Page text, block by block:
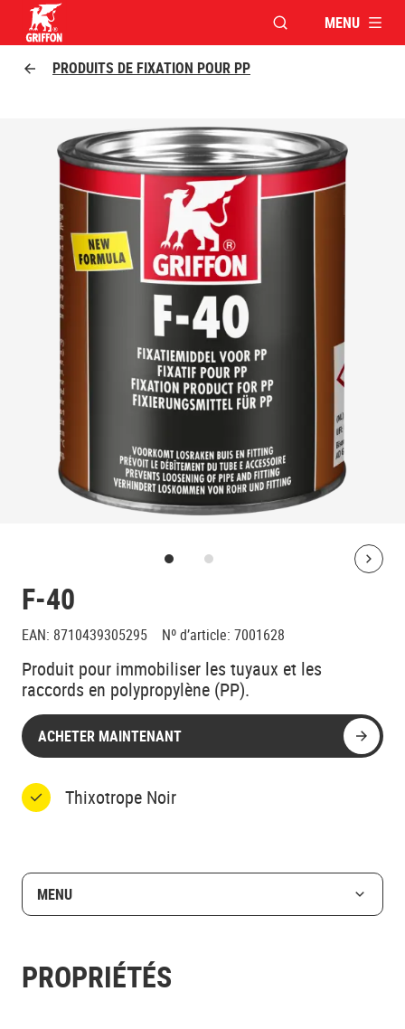
OUVRIR LAMENU
PRODUITS DE FIXATION POUR PP
F-40
EAN: 8710439305295 Nº d’article: 7001628
Produit pour immobiliser les tuyaux et les
raccords en polypropylène (PP).
ACHETER MAINTENANT
Thixotrope Noir
MENU
PROPRIÉTÉS